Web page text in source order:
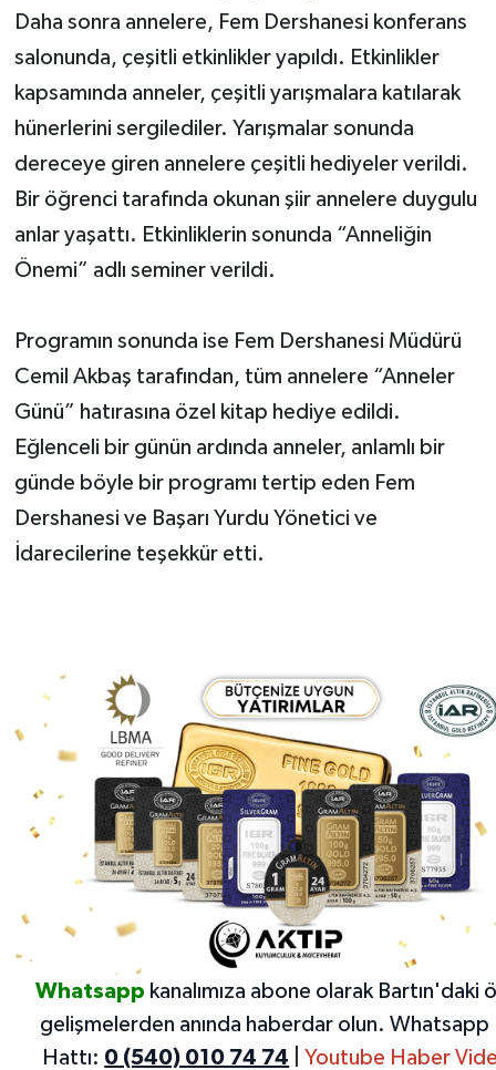
Daha sonra annelere, Fem Dershanesi konferans
salonunda, çeşitli etkinlikler yapıldı. Etkinlikler
kapsamında anneler, çeşitli yarışmalara katılarak
hünerlerini sergilediler. Yarışmalar sonunda
dereceye giren annelere çeşitli hediyeler verildi.
Bir öğrenci tarafında okunan şiir annelere duygulu
anlar yaşattı. Etkinliklerin sonunda “Anneliğin
Önemi” adlı seminer verildi.
Programın sonunda ise Fem Dershanesi Müdürü
Cemil Akbaş tarafından, tüm annelere “Anneler
Günü” hatırasına özel kitap hediye edildi.
Eğlenceli bir günün ardında anneler, anlamlı bir
günde böyle bir programı tertip eden Fem
Dershanesi ve Başarı Yurdu Yönetici ve
İdarecilerine teşekkür etti.
Whatsapp kanalımıza abone olarak Bartın'daki
gelişmelerden anında haberdar olun. Whatsapp
Hattı: 0 (540) 010 74 74 Youtube Haber
YEREL